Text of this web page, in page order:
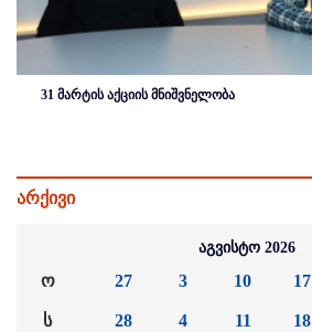
31 მარტის აქციის მნიშვნელობა
არქივი
აგვისტო 2026
ო
ს
27
28
3
4
10
11
17
18